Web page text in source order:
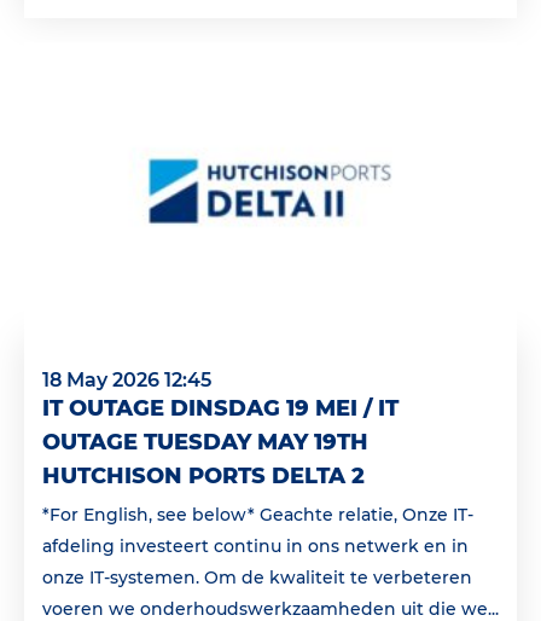
18 May 2026 12:45
IT OUTAGE DINSDAG 19 MEI / IT
OUTAGE TUESDAY MAY 19TH
HUTCHISON PORTS DELTA 2
*For English, see below* Geachte relatie, Onze IT-
afdeling investeert continu in ons netwerk en in
onze IT-systemen. Om de kwaliteit te verbeteren
voeren we onderhoudswerkzaamheden uit die we...